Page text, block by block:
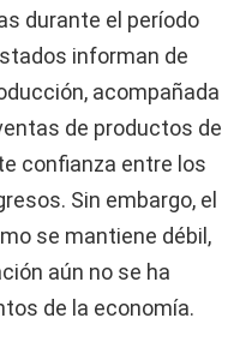
durante el período
informan de
acompañada
de productos de
confianza entre los
Sin embargo, el
se mantiene débil,
aún no se ha
de la economía.